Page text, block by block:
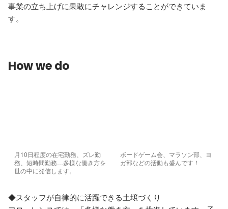
事業の立ち上げに果敢にチャレンジすることができていま
す。
How we do
月10日程度の在宅勤務、ズレ勤
務、短時間勤務…多様な働き方を
世の中に発信します。
ボードゲーム会、マラソン部、ヨ
ガ部などの活動も盛んです！
◆スタッフが自律的に活躍できる土壌づくり